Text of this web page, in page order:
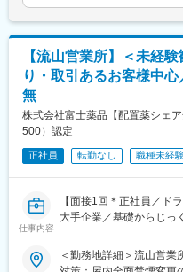
3）店頭で培った経験を
ン・マーケティングなど
■就業環境：
・有名ブランドを多数展
きます。働きながら自
身の好きなことに使える
指せます。
■目指せるキャリア：
ダーや管理職を目指せま
リアアップが図れます。
■組織体制：
ら業務を進めます。
・創業100年以上の老舗
フェインの抽出に成功し
【流山営業所】＜未経
り・取引あるお客様中
無
株式会社富士薬品【配置薬シェ
500）認定
正社員 転勤なし 職種未経
仕事内容
【面接1回＊正社員／ド
大手企業／基礎からじ
■職務内容：
＜勤務地詳細＞流山営